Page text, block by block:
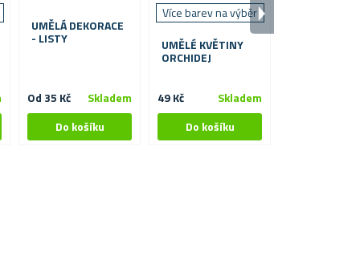
UMĚLÁ DEKORACE
- LISTY
Od 35 Kč Skladem
Více barev na výběr
UMĚLÉ KVĚTINY
ORCHIDEJ
49 Kč Skladem